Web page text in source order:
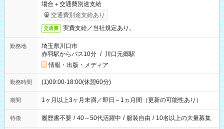
場合＋交通費別途支給
交通費別途支給あり
交通費 実費支給／当社規定あり。
勤務地
埼玉県川口市
赤羽駅からバス10分 / 川口元郷駅
情報・出版・メディア
勤務時間 (1)09:00-18:00(休憩60分)
期間 1ヶ月以上3ヶ月未満／即日～1ヵ月間（更新の可能性あり）
特徴 履歴書不要 / 40～50代活躍中 / 服装自由 / 10名以上の大量募集